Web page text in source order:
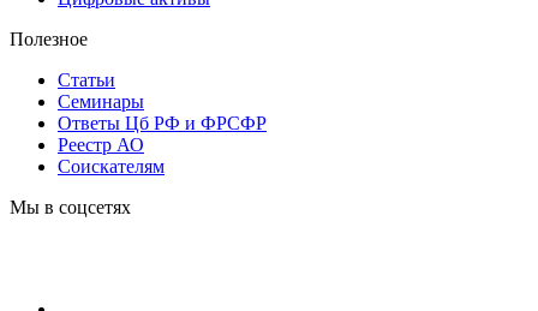
Полезное
Статьи
Cеминары
Ответы Цб РФ и ФРСФР
Реестр АО
Соискателям
Мы в соцсетях